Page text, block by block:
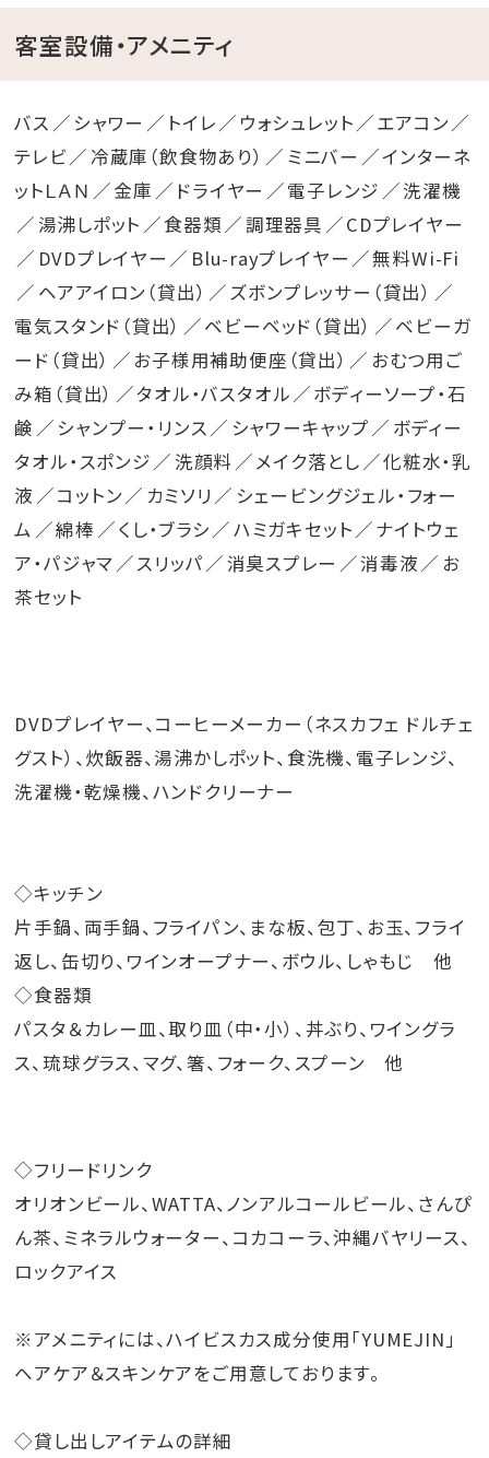
客室設備・アメニティ
バス シャワー トイレ ウォシュレット
エアコン
テレビ
冷蔵庫（飲食物あり） ミニバー
インターネ
ットＬＡＮ
金庫 ドライヤー 電子レンジ
洗濯機
湯沸しポット
食器類 調理器具
CDプレイヤー
DVDプレイヤー
Blu-rayプレイヤー
無料Wi-Fi
ヘアアイロン（貸出）
ズボンプレッサー（貸出）
電気スタンド（貸出）
ベビーベッド（貸出）
ベビーガ
ード（貸出）
お子様用補助便座（貸出）
おむつ用ご
み箱（貸出）
タオル・バスタオル
ボディーソープ・石
鹸
シャンプー・リンス シャワーキャップ
ボディー
タオル・スポンジ
洗顔料 メイク落とし
化粧水・乳
液
コットン カミソリ
シェービングジェル・フォー
ム
綿棒 くし・ブラシ ハミガキセット
ナイトウェ
ア・パジャマ
スリッパ 消臭スプレー 消毒液
お
茶セット
DVDプレイヤー、コーヒーメーカー（ネスカフェ ドルチェ
グスト）、炊飯器、湯沸かしポット、食洗機、電子レンジ、
洗濯機・乾燥機、ハンドクリーナー
◇キッチン
片手鍋、両手鍋、フライパン、まな板、包丁、お玉、フライ
返し、缶切り、ワインオープナー、ボウル、しゃもじ 他
◇食器類
パスタ＆カレー皿、取り皿（中・小）、丼ぶり、ワイングラ
ス、琉球グラス、マグ、箸、フォーク、スプーン 他
◇フリードリンク
オリオンビール、WATTA、ノンアルコールビール、さんぴ
ん茶、ミネラルウォーター、コカコーラ、沖縄バヤリース、
ロックアイス
※アメニティには、ハイビスカス成分使用「YUMEJIN」
ヘアケア＆スキンケアをご用意しております。
◇貸し出しアイテムの詳細